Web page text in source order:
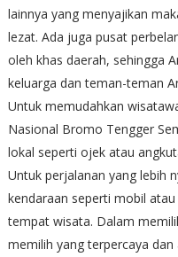
lainnya yang menyajikan
lezat. Ada juga pusat
oleh khas daerah, sehingga
keluarga dan teman-teman
Untuk memudahkan
Nasional Bromo Tengger
lokal seperti ojek atau
Untuk perjalanan yang lebih
kendaraan seperti mobil
tempat wisata. Dalam
memilih yang terpercaya dan